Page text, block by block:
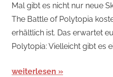
Mal gibt es nicht nur neue
The Battle of Polytopia
erhältlich ist. Das erwartet
Polytopia: Vielleicht gibt es
weiterlesen